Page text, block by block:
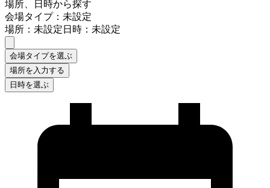
場所、日時から探す
会場タイプ：未設定
場所：未設定日時：未設定
会場タイプを選ぶ
場所を入力する
日時を選ぶ